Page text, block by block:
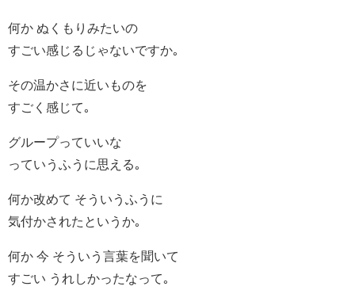
何か ぬくもりみたいの
すごい感じるじゃないですか｡
その温かさに近いものを
すごく感じて｡
グループっていいな
っていうふうに思える｡
何か改めて そういうふうに
気付かされたというか｡
何か 今 そういう言葉を聞いて
すごい うれしかったなって｡